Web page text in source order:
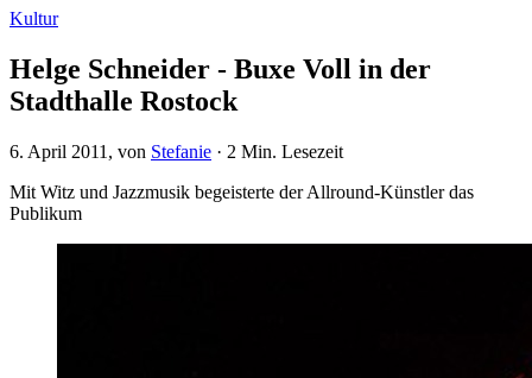
Kultur
Helge Schneider - Buxe Voll in der
Stadthalle Rostock
6. April 2011 , von Stefanie · 2 Min. Lesezeit
Mit Witz und Jazzmusik begeisterte der Allround-Künstler das
Publikum